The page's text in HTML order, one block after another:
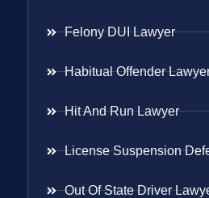
Felony DUI Lawyer
Habitual Offender
Hit And Run Lawyer
License Suspension
Out Of State Driver